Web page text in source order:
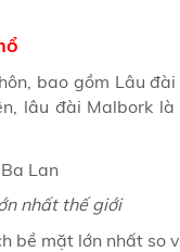
bao gồm Lâu
lâu đài Malbork
nhất thế giới
bề mặt lớn nhất so